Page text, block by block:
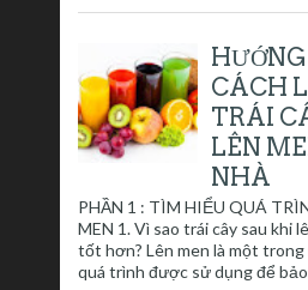
CÁCH
TRÁI
LÊN
NHÀ
PHẦN 1 : TÌM HIỂU QUÁ
MEN 1. Vì sao trái cây sau khi
tốt hơn? Lên men là một
quá trình được sử dụng để bảo